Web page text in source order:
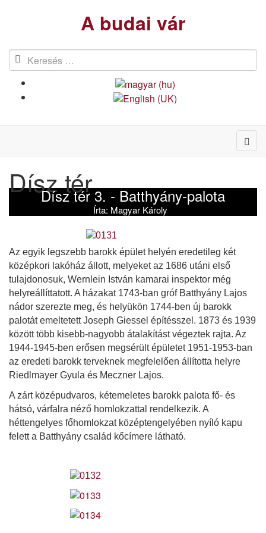
A budai vár
Dísz tér
Dísz tér 3. - Batthyány-palota
Írta: Magyar Károly
Az egyik legszebb barokk épület helyén eredetileg két
középkori lakóház állott, melyeket az 1686 utáni első
tulajdonosuk, Wernlein István kamarai inspektor még
helyreállíttatott. A házakat 1743-ban gróf Batthyány Lajos
nádor szerezte meg, és helyükön 1744-ben új barokk
palotát emeltetett Joseph Giessel építésszel. 1873 és 1939
között több kisebb-nagyobb átalakítást végeztek rajta. Az
1944-1945-ben erősen megsérült épületet 1951-1953-ban
az eredeti barokk terveknek megfelelően állította helyre
Riedlmayer Gyula és Meczner Lajos.
A zárt középudvaros, kétemeletes barokk palota fő- és
hátsó, várfalra néző homlokzattal rendelkezik. A
héttengelyes főhomlokzat középtengelyében nyíló kapu
felett a Batthyány család kőcímere látható.